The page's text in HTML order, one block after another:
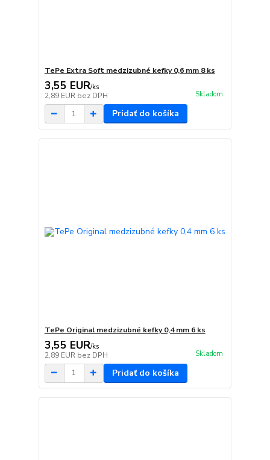
TePe Extra Soft medzizubné kefky 0,6 mm 8 ks
3,55 EUR/ks
2,89 EUR bez DPH Skladom
Pridať do košíka
TePe Original medzizubné kefky 0,4 mm 6 ks
3,55 EUR/ks
2,89 EUR bez DPH Skladom
Pridať do košíka